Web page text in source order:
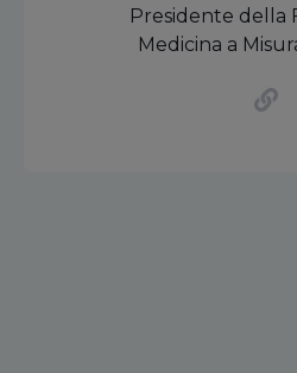
Presidente della
Medicina a